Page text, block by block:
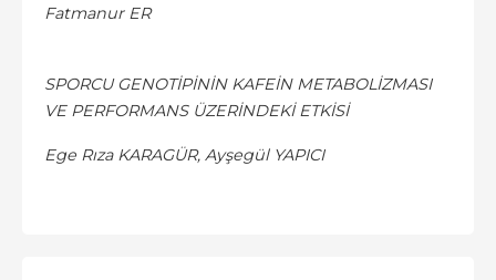
Fatmanur ER
SPORCU GENOTİPİNİN KAFEİN METABOLİZMASI
VE PERFORMANS ÜZERİNDEKİ ETKİSİ
Ege Rıza KARAGÜR, Ayşegül YAPICI